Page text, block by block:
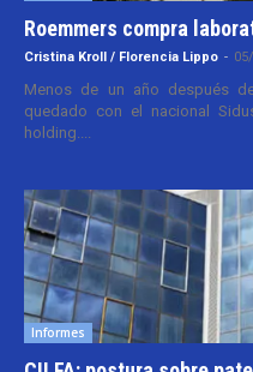
Roemmers compra
Cristina Kroll / Florencia Lippo -
Menos de un año después
quedado con el nacional
holding....
Informes